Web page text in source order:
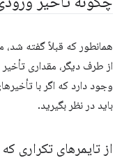
همانطور که قبلاً گفته شد،
از طرف دیگر، مقداری
وجود دارد که اگر با
باید در نظر بگیرید.
از تایمرهای تکراری